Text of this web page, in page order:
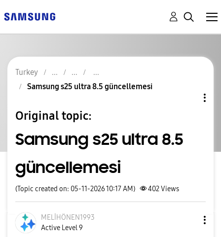
Turkey
Samsung s25 ultra 8.5 güncellemesi
Original topic:
Samsung s25 ultra 8.5
güncellemesi
(Topic created on: 05-11-2026 10:17 AM) 402Views
MELİHÖNEN1993
Active Level 9